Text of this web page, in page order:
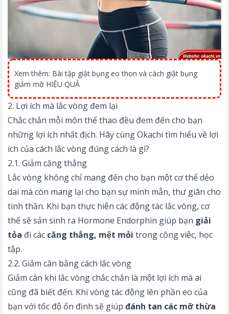
Xem thêm: Bài tập giật bụng eo thon và cách giật bụng
giảm mỡ HIỆU QUẢ
2. Lợi ích mà lắc vòng đem lại
Chắc chắn mỗi môn thể thao đều đem đến cho bạn
những lợi ích nhất địch. Hãy cùng Okachi tìm hiểu về lợi
ích của cách lắc vòng đúng cách là gì?
2.1. Giảm căng thẳng
Lắc vòng không chỉ mang đến cho bạn một cơ thể dẻo
dai mà còn mang lại cho bạn sự minh mẫn, thư giãn cho
tinh thần. Khi bạn thực hiện các động tác lắc vòng, cơ
thể sẽ sản sinh ra Hormone Endorphin giúp bạn giải
tỏa đi các căng thẳng, mệt mỏi trong công việc, học
tập.
2.2. Giảm cân bằng cách lắc vòng
Giảm cân khi lắc vòng chắc chắn là một lợi ích mà ai
cũng đã biết đến. Khi vòng tác động lên phần eo của
bạn với tốc độ ổn định sẽ giúp đánh tan các mỡ thừa